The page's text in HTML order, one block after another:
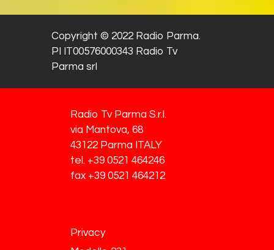
Copyright © 2022 Radio Parma.
PI IT00576000343 Radio Tv
Parma srl
Radio Tv Parma S.r.l.
via Mantova, 68
43122 Parma ITALY
tel. +39 0521 464246
fax +39 0521 464212
Privacy